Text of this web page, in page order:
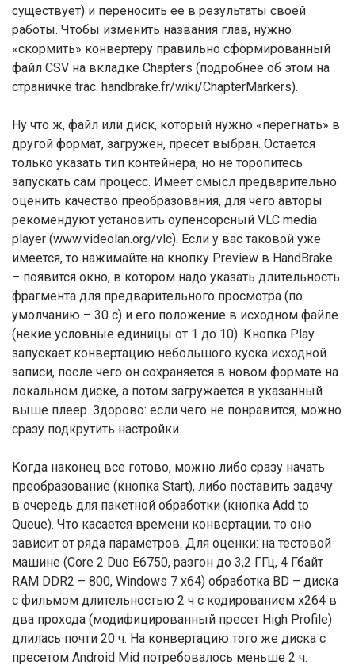
существует) и переносить ее в результаты своей
работы. Чтобы изменить названия глав, нужно
«скормить» конвертеру правильно сформированный
файл CSV на вкладке Chapters (подробнее об этом на
страничке trac. handbrake.fr/wiki/ChapterMarkers).
Ну что ж, файл или диск, который нужно «перегнать» в
другой формат, загружен, пресет выбран. Остается
только указать тип контейнера, но не торопитесь
запускать сам процесс. Имеет смысл предварительно
оценить качество преобразования, для чего авторы
рекомендуют установить оупенсорсный VLC media
player (www.videolan.org/vlc). Если у вас таковой уже
имеется, то нажимайте на кнопку Preview в HandBrake
– появится окно, в котором надо указать длительность
фрагмента для предварительного просмотра (по
умолчанию – 30 с) и его положение в исходном файле
(некие условные единицы от 1 до 10). Кнопка Play
запускает конвертацию небольшого куска исходной
записи, после чего он сохраняется в новом формате на
локальном диске, а потом загружается в указанный
выше плеер. Здорово: если чего не понравится, можно
сразу подкрутить настройки.
Когда наконец все готово, можно либо сразу начать
преобразование (кнопка Start), либо поставить задачу
в очередь для пакетной обработки (кнопка Add to
Queue). Что касается времени конвертации, то оно
зависит от ряда параметров. Для оценки: на тестовой
машине (Core 2 Duo Е6750, разгон до 3,2 ГГц, 4 Гбайт
RAM DDR2 – 800, Windows 7 х64) обработка BD – диска
с фильмом длительностью 2 ч с кодированием х264 в
два прохода (модифицированный пресет High Profile)
длилась почти 20 ч. На конвертацию того же диска с
пресетом Android Mid потребовалось меньше 2 ч.